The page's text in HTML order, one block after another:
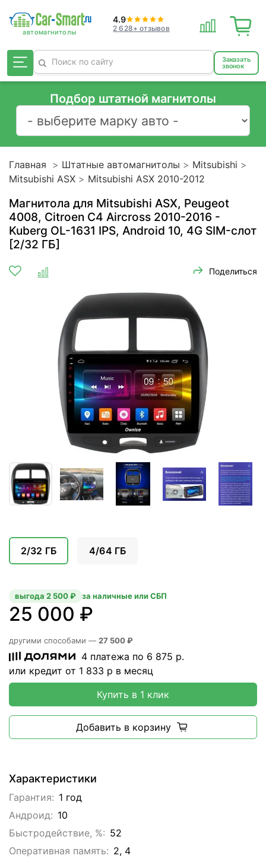
4.9
2 628+ отзывов
Заказать
звонок
Подбор штатной магнитолы
Главная Штатные автомагнитолы
Mitsubishi
Mitsubishi ASX
Mitsubishi ASX 2010-2012
Магнитола для Mitsubishi ASX, Peugeot
4008, Citroen C4 Aircross 2010-2016 -
Kuberg OL-1631 IPS, Android 10, 4G SIM-слот
[2/32 ГБ]
Поделиться
Характеристики
Гарантия: 1 год
Андроид: 10
Быстродействие, %: 52
Оперативная память: 2, 4
2/32 ГБ 4/64 ГБ
25 000 ₽
выгода 2 500 ₽ за наличные или СБП
другими способами — 27 500 ₽
4 платежа по 6 875 р.
или кредит от 1 833 р в месяц
Купить в 1 клик
Добавить в корзину